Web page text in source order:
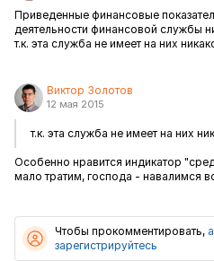
Приведенные финансовые
деятельности финансовой службы
т.к. эта служба не имеет на них
Виктор Золотов
12 мая 2015
т.к. эта служба не имеет на них
Особенно нравится индикатор
мало тратим, господа - навалимся
Чтобы прокомментировать,
зарегистрируйтесь